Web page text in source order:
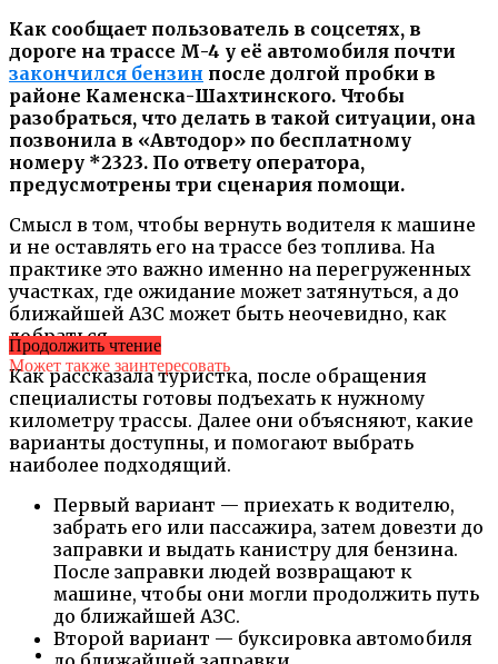
Как сообщает пользователь в соцсетях, в
дороге на трассе М-4 у её автомобиля почти
закончился бензин после долгой пробки в
районе Каменска-Шахтинского. Чтобы
разобраться, что делать в такой ситуации, она
позвонила в «Автодор» по бесплатному
номеру *2323. По ответу оператора,
предусмотрены три сценария помощи.
Смысл в том, чтобы вернуть водителя к машине
и не оставлять его на трассе без топлива. На
практике это важно именно на перегруженных
участках, где ожидание может затянуться, а до
ближайшей АЗС может быть неочевидно, как
добраться.
Как рассказала туристка, после обращения
специалисты готовы подъехать к нужному
километру трассы. Далее они объясняют, какие
варианты доступны, и помогают выбрать
наиболее подходящий.
Первый вариант — приехать к водителю,
забрать его или пассажира, затем довезти до
заправки и выдать канистру для бензина.
После заправки людей возвращают к
машине, чтобы они могли продолжить путь
до ближайшей АЗС.
Второй вариант — буксировка автомобиля
Продолжить чтение
Может также заинтересовать